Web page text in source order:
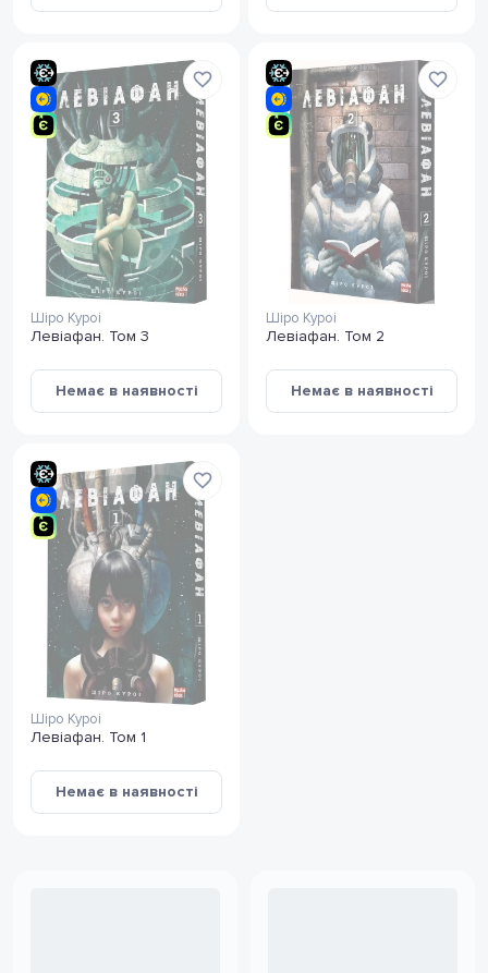
Шіро Куроі
Левіафан. Том 3
Немає в наявності
Шіро Куроі
Левіафан. Том 2
Немає в наявності
Шіро Куроі
Левіафан. Том 1
Немає в наявності